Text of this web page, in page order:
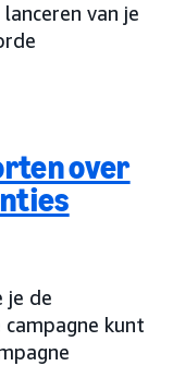
van je
over
je de
kunt